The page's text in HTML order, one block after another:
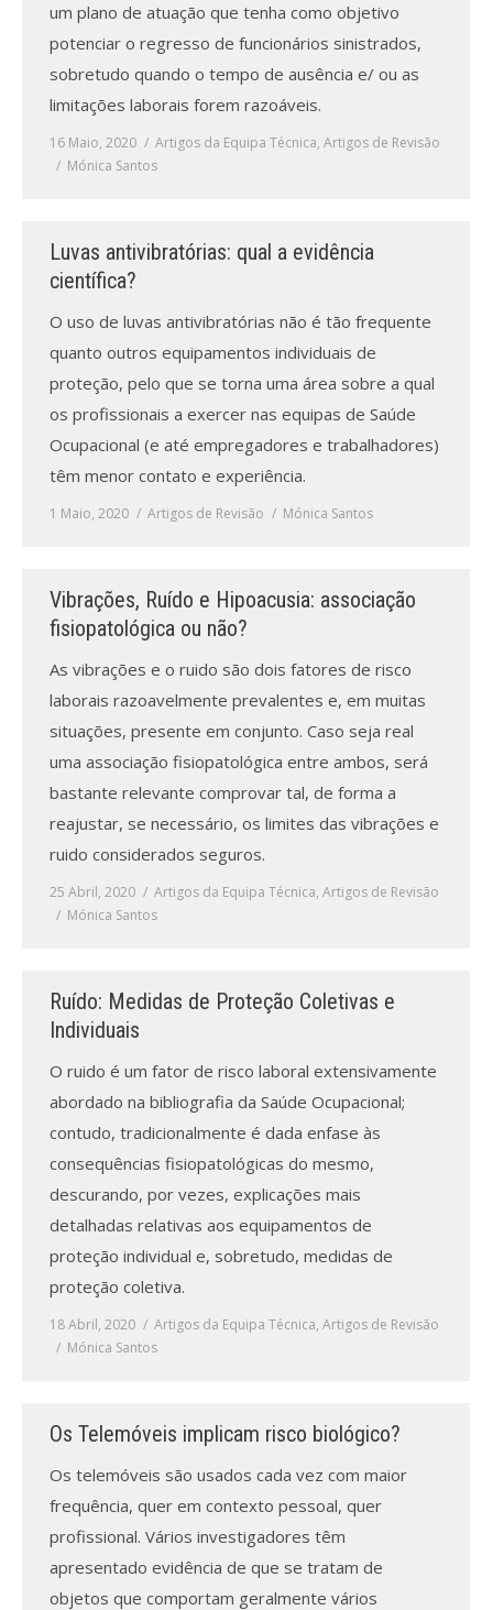
um plano de atuação que tenha como objetivo
potenciar o regresso de funcionários sinistrados,
sobretudo quando o tempo de ausência e/ ou as
limitações laborais forem razoáveis.
16 Maio, 2020 Artigos da Equipa Técnica, Artigos de Revisão
Mónica Santos
Luvas antivibratórias: qual a evidência
científica?
O uso de luvas antivibratórias não é tão frequente
quanto outros equipamentos individuais de
proteção, pelo que se torna uma área sobre a qual
os profissionais a exercer nas equipas de Saúde
Ocupacional (e até empregadores e trabalhadores)
têm menor contato e experiência.
1 Maio, 2020 Artigos de Revisão Mónica Santos
Vibrações, Ruído e Hipoacusia: associação
fisiopatológica ou não?
As vibrações e o ruido são dois fatores de risco
laborais razoavelmente prevalentes e, em muitas
situações, presente em conjunto. Caso seja real
uma associação fisiopatológica entre ambos, será
bastante relevante comprovar tal, de forma a
reajustar, se necessário, os limites das vibrações e
ruido considerados seguros.
25 Abril, 2020 Artigos da Equipa Técnica, Artigos de Revisão
Mónica Santos
Ruído: Medidas de Proteção Coletivas e
Individuais
O ruido é um fator de risco laboral extensivamente
abordado na bibliografia da Saúde Ocupacional;
contudo, tradicionalmente é dada enfase às
consequências fisiopatológicas do mesmo,
descurando, por vezes, explicações mais
detalhadas relativas aos equipamentos de
proteção individual e, sobretudo, medidas de
proteção coletiva.
18 Abril, 2020 Artigos da Equipa Técnica, Artigos de Revisão
Mónica Santos
Os Telemóveis implicam risco biológico?
Os telemóveis são usados cada vez com maior
frequência, quer em contexto pessoal, quer
profissional. Vários investigadores têm
apresentado evidência de que se tratam de
objetos que comportam geralmente vários